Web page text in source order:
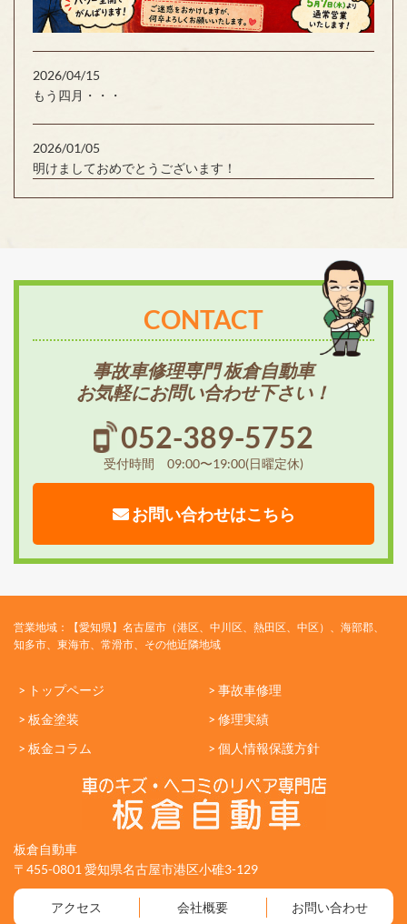
2026/04/15
もう四月・・・
2026/01/05
明けましておめでとうございます！
CONTACT
事故車修理専門 板倉自動車
お気軽にお問い合わせ下さい！
052-389-5752
受付時間 09:00〜19:00(日曜定休)
お問い合わせはこちら
営業地域：【愛知県】名古屋市（港区、中川区、熱田区、中区）、海部郡、
知多市、東海市、常滑市、その他近隣地域
> トップページ
> 事故車修理
> 板金塗装
> 修理実績
> 板金コラム
> 個人情報保護方針
板倉自動車
〒455-0801 愛知県名古屋市港区小碓3-129
アクセス 会社概要 お問い合わせ